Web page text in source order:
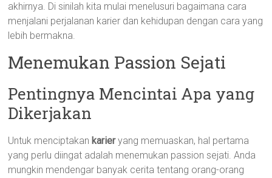
akhirnya. Di sinilah kita mulai menelusuri bagaimana cara
menjalani perjalanan karier dan kehidupan dengan cara yang
lebih bermakna.
Menemukan Passion Sejati
Pentingnya Mencintai Apa yang
Dikerjakan
Untuk menciptakan karieryang memuaskan, hal pertama
yang perlu diingat adalah menemukan passion sejati. Anda
mungkin mendengar banyak cerita tentang orang-orang